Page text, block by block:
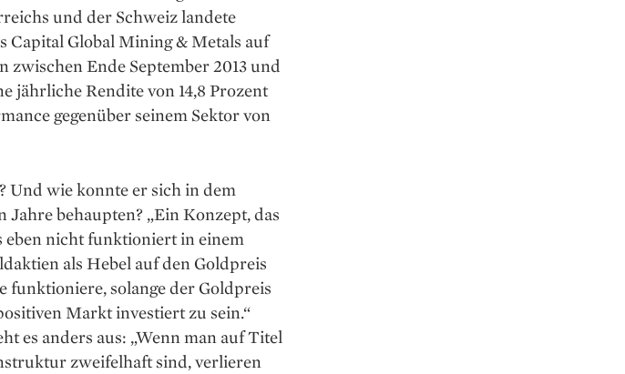
und der Schweiz landete
Capital Global Mining & Metals auf
Ende September 2013 und
jährliche Rendite von 14,8 Prozent
gegenüber seinem Sektor von
Und wie konnte er sich in dem
behaupten? „Ein Konzept, das
eben nicht funktioniert in einem
als Hebel auf den Goldpreis
funktioniere, solange der Goldpreis
Markt investiert zu sein.“
es anders aus: „Wenn man auf Titel
zweifelhaft sind, verlieren